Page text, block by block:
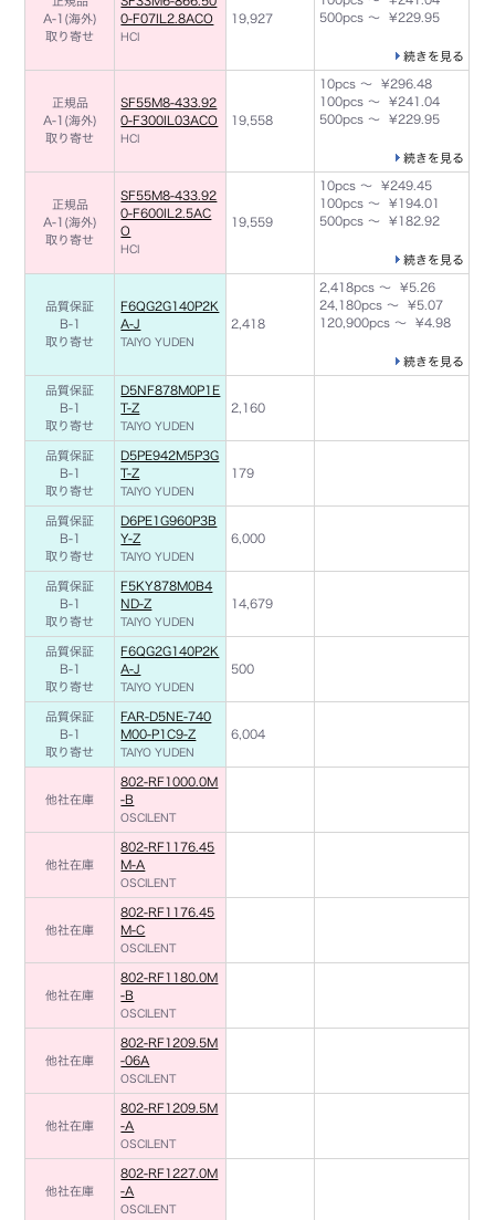
A-1(海外)
取り寄せ
0-F07IL2.8ACO
HCI
19,927
500pcs ～ ¥229.95
続きを見る
正規品
A-1(海外)
取り寄せ
SF55M8-433.92
0-F300IL03ACO
HCI
19,558
10pcs ～ ¥296.48
100pcs ～ ¥241.04
500pcs ～ ¥229.95
続きを見る
正規品
A-1(海外)
取り寄せ
SF55M8-433.92
0-F600IL2.5AC
O
HCI
19,559
10pcs ～ ¥249.45
100pcs ～ ¥194.01
500pcs ～ ¥182.92
続きを見る
品質保証
B-1
取り寄せ
F6QG2G140P2K
A-J
TAIYO YUDEN
2,418
2,418pcs ～ ¥5.26
24,180pcs ～ ¥5.07
120,900pcs ～ ¥4.98
続きを見る
品質保証
B-1
取り寄せ
D5NF878M0P1E
T-Z
TAIYO YUDEN
2,160
品質保証
B-1
取り寄せ
D5PE942M5P3G
T-Z
TAIYO YUDEN
179
品質保証
B-1
取り寄せ
D6PE1G960P3B
Y-Z
TAIYO YUDEN
6,000
品質保証
B-1
取り寄せ
F5KY878M0B4
ND-Z
TAIYO YUDEN
14,679
品質保証
B-1
取り寄せ
F6QG2G140P2K
A-J
TAIYO YUDEN
500
品質保証
B-1
取り寄せ
FAR-D5NE-740
M00-P1C9-Z
TAIYO YUDEN
6,004
他社在庫
802-RF1000.0M
-B
OSCILENT
他社在庫
802-RF1176.45
M-A
OSCILENT
他社在庫
802-RF1176.45
M-C
OSCILENT
他社在庫
802-RF1180.0M
-B
OSCILENT
他社在庫
802-RF1209.5M
-06A
OSCILENT
他社在庫
802-RF1209.5M
-A
OSCILENT
他社在庫
802-RF1227.0M
-A
OSCILENT